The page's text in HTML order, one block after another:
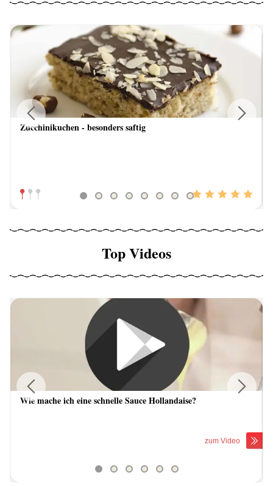
Zucchinikuchen - besonders saftig
Previous
Top Videos
Wie mache ich eine schnelle Sauce Hollandaise?
zum Video
Previous